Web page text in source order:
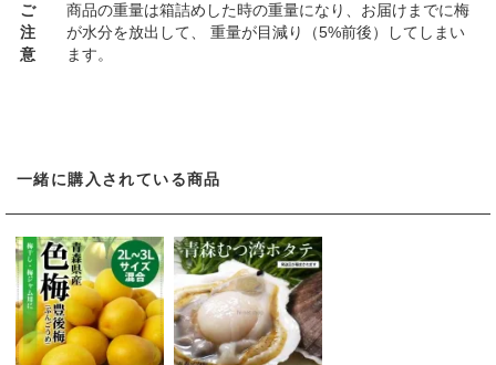
ご
注
意
商品の重量は箱詰めした時の重量になり、お届けまでに梅
が水分を放出して、 重量が目減り（5%前後）してしまい
ます。
一緒に購入されている商品